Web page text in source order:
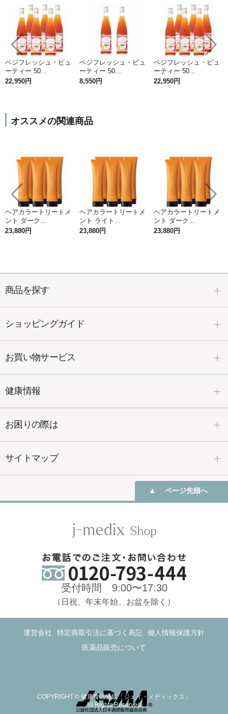
ベジフレッシュ・ビュ
ーティー 50...
22,950円
ベジフレッシュ・ビュ
ーティー 50...
8,550円
ベジフレッシュ・ビュ
ーティー 50...
22,950円
オススメの関連商品
ヘアカラートリートメ
ント ダーク...
23,880円
ヘアカラートリートメ
ント ライト...
23,880円
ヘアカラートリートメ
ント ダーク...
23,880円
商品を探す
ショッピングガイド
お買い物サービス
健康情報
お困りの際は
サイトマップ
ページ先頭へ
受付時間 9:00〜17:30
（日祝、年末年始、お盆を除く）
運営会社 特定商取引法に基づく表記
個人情報保護方針
医薬品販売について
COPYRIGHT © 健康食品通販「ジェイ・メディックス」
All Rights Reserved.